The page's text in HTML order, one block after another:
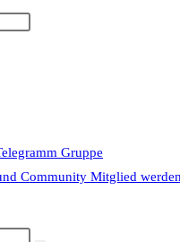
panel.Gruppe
Community Mitglied werden